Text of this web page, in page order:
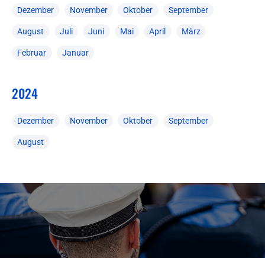
Dezember November Oktober September
August Juli Juni Mai April März
Februar Januar
2024
Dezember November Oktober September
August